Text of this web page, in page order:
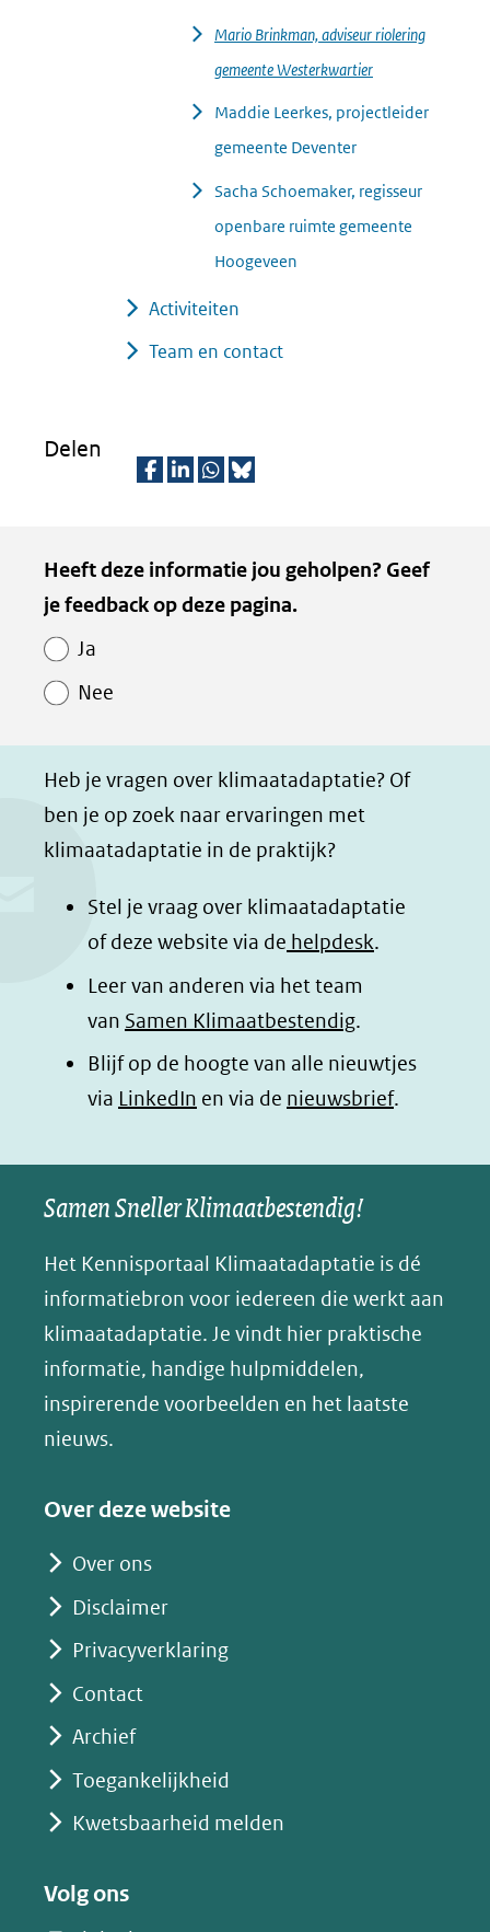
Mario Brinkman, adviseur riolering
gemeente Westerkwartier
Maddie Leerkes, projectleider
gemeente Deventer
Sacha Schoemaker, regisseur
openbare ruimte gemeente
Hoogeveen
Activiteiten
Team en contact
Delen
l
e
a
b
o
o
(opent
in
nieuw
venster)
naar
een
website)
l
e
i
d
I
(opent
in
nieuw
venster)
naar
een
website)
l
e
h
t
a
p
(opent
in
nieuw
venster)
naar
een
website)
z
e
n
d
l
e
o
p
B
l
e
s
y
(opent
in
nieuw
venster)
Kopie
van
Paginawaardering
Heeft deze informatie jou geholpen? Geef
je feedback op deze pagina.
Ja
Nee
Heb je vragen over klimaatadaptatie? Of
ben je op zoek naar ervaringen met
klimaatadaptatie in de praktijk?
Stel je vraag over klimaatadaptatie
of deze website via de helpdesk.
Leer van anderen via het team
van Samen Klimaatbestendig.
Blijf op de hoogte van alle nieuwtjes
via LinkedIn (opent
nieuw
venster)
naar
een
andere
website)
en via de nieuwsbrief.
Samen Sneller Klimaatbestendig!
Het Kennisportaal Klimaatadaptatie is dé
informatiebron voor iedereen die werkt aan
klimaatadaptatie. Je vindt hier praktische
informatie, handige hulpmiddelen,
inspirerende voorbeelden en het laatste
nieuws.
Over deze website
Over ons
Disclaimer
Privacyverklaring
Contact
Archief
Toegankelijkheid
Kwetsbaarheid melden
Volg ons